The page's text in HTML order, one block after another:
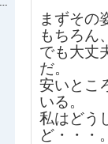
まずその
もちろん
でも大丈
だ。
安いとこ
いる。
私はどう
ど・・・